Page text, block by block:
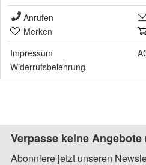
Anrufen
Merken
Impressum
Widerrufsbelehrung
Verpasse keine Angebote
Abonniere jetzt unseren